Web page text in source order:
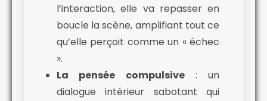
l’interaction, elle va repasser en
boucle la scène, amplifiant tout ce
qu’elle perçoit comme un « échec
».
La pensée compulsive: un
dialogue intérieur sabotant qui